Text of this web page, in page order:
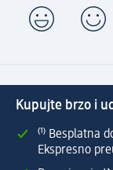
Kupujte brzo i
⁽¹⁾ Besplatna
Ekspresno